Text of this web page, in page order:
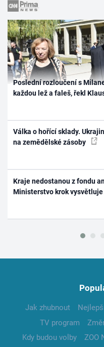
Poslední rozloučení s
každou lež a faleš, řekl
Válka o hořící sklady.
na zemědělské zásoby
Kraje nedostanou z fondu
Ministerstvo krok vysvětluje
Jak zhubnout
TV program
Kdy budou volby
ZOO